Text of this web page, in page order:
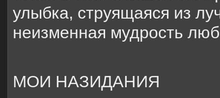
улыбка, струящаяся из
неизменная мудрость
МОИ НАЗИДАНИЯ